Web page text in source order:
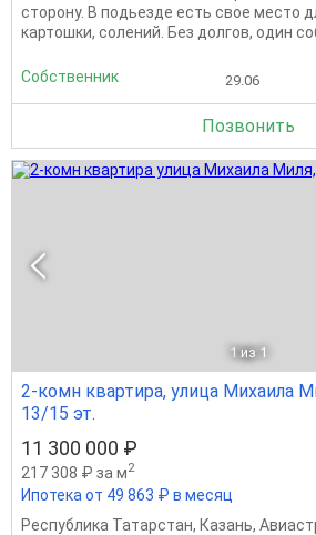
сторону. В подьезде есть свое место
картошки, солений. Без долгов, один
Собственник 29.06
Позвонить
1 из 1
2-комн квартира, улица Михаила
13/15 эт.
11 300 000 ₽
217 308 ₽ за м2
Ипотека от 49 863 ₽ в месяц
Республика Татарстан, Казань,